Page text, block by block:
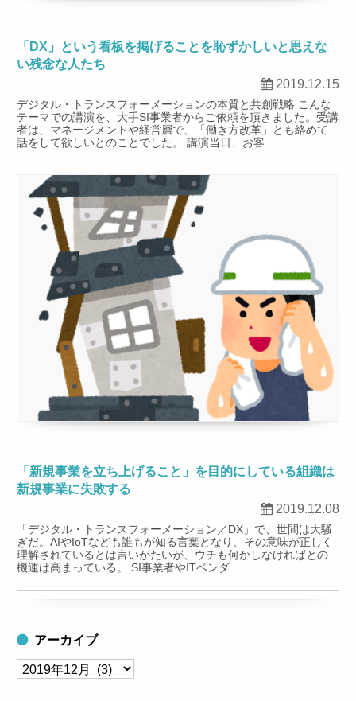
「DX」という看板を掲げることを恥ずかしいと思えな
い残念な人たち
2019.12.15
デジタル・トランスフォーメーションの本質と共創戦略 こんな
テーマでの講演を、大手SI事業者からご依頼を頂きました。受講
者は、マネージメントや経営層で、「働き方改革」とも絡めて
話をして欲しいとのことでした。 講演当日、お客 …
「新規事業を立ち上げること」を目的にしている組織は
新規事業に失敗する
2019.12.08
「デジタル・トランスフォーメーション／DX」で、世間は大騒
ぎだ。AIやIoTなども誰もが知る言葉となり、その意味が正しく
理解されているとは言いがたいが、ウチも何かしなければとの
機運は高まっている。 SI事業者やITベンダ …
アーカイブ
ア